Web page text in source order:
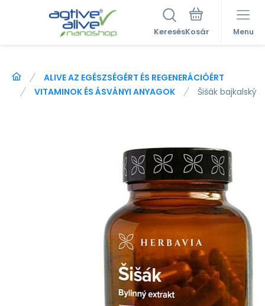
Keresés Menu
ALIVE AZ EGÉSZSÉGÉRT ÉS REGENERÁCIÓÉRT
VITAMINOK ÉS ÁSVÁNYI ANYAGOK
Šišák bajkalský